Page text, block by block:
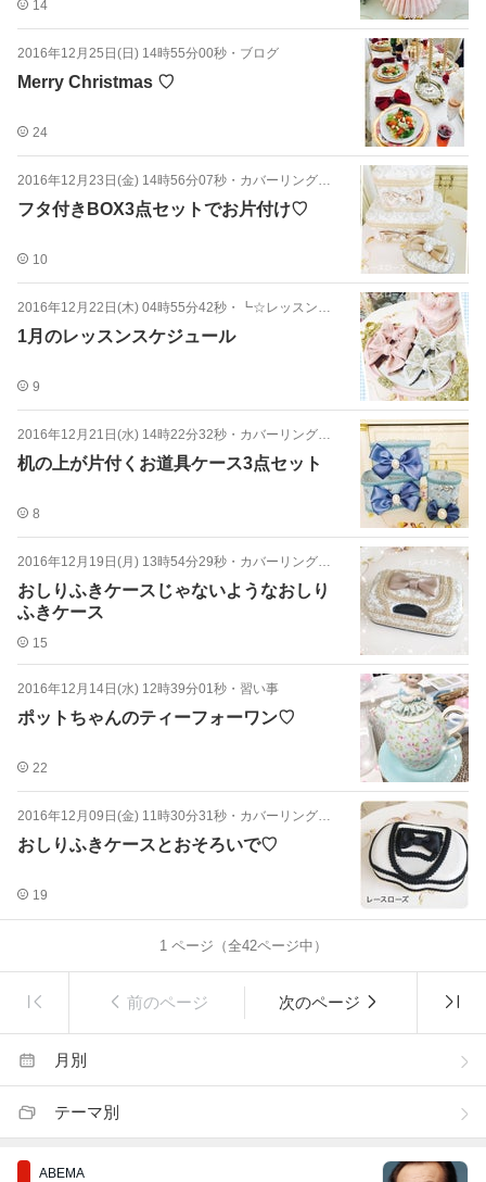
14
2016年12月25日(日) 14時55分00秒 ・ ブログ
Merry Christmas ♡
24
2016年12月23日(金) 14時56分07秒 ・ カバーリングデコレーション
フタ付きBOX3点セットでお片付け♡
10
2016年12月22日(木) 04時55分42秒 ・ ┗☆レッスンスケジュール
1月のレッスンスケジュール
9
2016年12月21日(水) 14時22分32秒 ・ カバーリングデコレーション
机の上が片付くお道具ケース3点セット
8
2016年12月19日(月) 13時54分29秒 ・ カバーリングデコレーション
おしりふきケースじゃないようなおしり
ふきケース
15
2016年12月14日(水) 12時39分01秒 ・ 習い事
ポットちゃんのティーフォーワン♡
22
2016年12月09日(金) 11時30分31秒 ・ カバーリングデコレーション
おしりふきケースとおそろいで♡
19
1ページ（全42ページ中）
前のページ 次のページ
月別
テーマ別
ABEMA